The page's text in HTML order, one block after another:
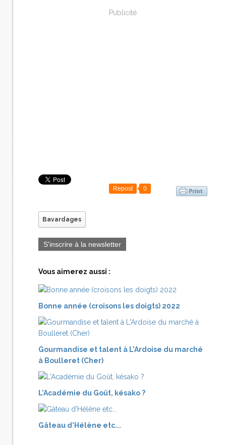
Publicité
Repost 0
Bavardages
S'inscrire à la newsletter
Vous aimerez aussi :
Bonne année (croisons les doigts) 2022
Gourmandise et talent à L'Ardoise du marché
à Boulleret (Cher)
L'Académie du Goût, késako ?
Gâteau d'Hélène etc...